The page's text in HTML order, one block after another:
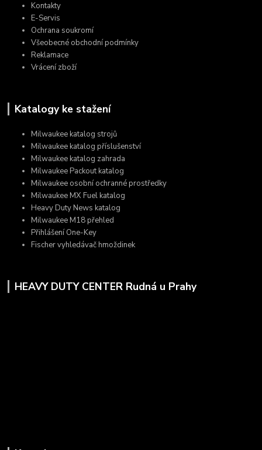
Kontakty
E-Servis
Ochrana soukromí
Všeobecné obchodní podmínky
Reklamace
Vrácení zboží
Katalogy ke stažení
Milwaukee katalog strojů
Milwaukee katalog příslušenství
Milwaukee katalog zahrada
Milwaukee Packout katalog
Milwaukee osobní ochranné prostředky
Milwaukee MX Fuel katalog
Heavy Duty News katalog
Milwaukee M18 přehled
Přihlášení One-Key
Fischer vyhledávač hmoždinek
HEAVY DUTY CENTER Rudná u Prahy